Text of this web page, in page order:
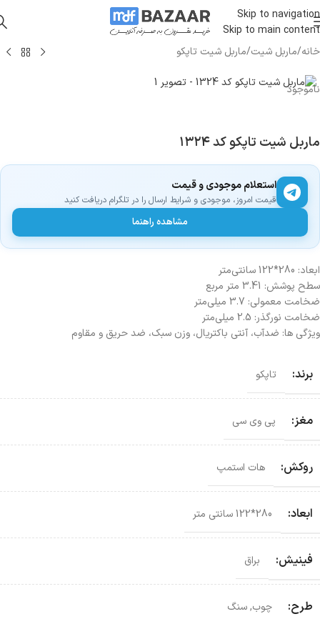
Skip to navigation
Skip to main content
خانه/ماربل شیت/ماربل شیت تاپکو
ناموجود
ماربل شیت تاپکو کد ۱۳۲۴
استعلام موجودی و قیمت
قیمت امروز، موجودی و شرایط ارسال را در تلگرام دریافت کنید
مشاهده راهنما
ابعاد: 280*122 سانتی‌متر
سطح پوشش: 3.41 متر مربع
ضخامت معمولی: 3.7 میلی‌متر
ضخامت نورگذر: 2.5 میلی‌متر
ویژگی ها: ضدآب، آنتی باکتریال، وزن سبک، ضد حریق و مقاوم
برند: تاپکو
مغز: پی وی سی
روکش: هات استمپ
ابعاد: 280*122 سانتی‌ متر
فینیش: براق
طرح: چوب,سنگ